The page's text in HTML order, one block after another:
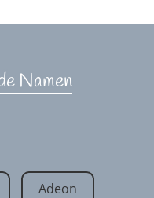
Namen
Adeon